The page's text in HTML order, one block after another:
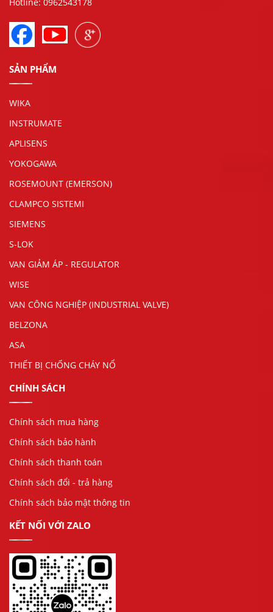
SẢN PHẨM
WIKA
INSTRUMATE
APLISENS
YOKOGAWA
ROSEMOUNT (EMERSON)
CLAMPCO SISTEMI
SIEMENS
S-LOK
VAN GIẢM ÁP - REGULATOR
WISE
VAN CÔNG NGHIỆP (INDUSTRIAL VALVE)
BELZONA
ASA
THIẾT BỊ CHỐNG CHÁY NỔ
CHÍNH SÁCH
Chính sách mua hàng
Chính sách bảo hành
Chính sách thanh toán
Chính sách đổi - trả hàng
Chính sách bảo mật thông tin
KẾT NỐI VỚI ZALO